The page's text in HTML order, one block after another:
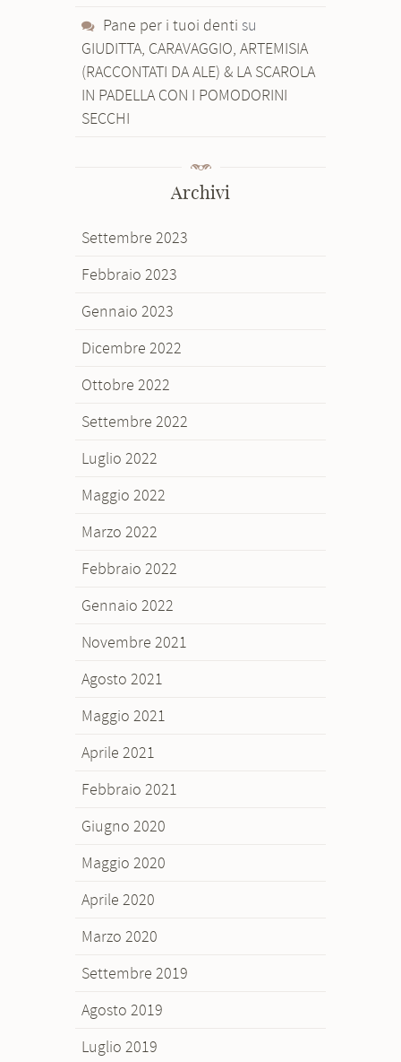
Pane per i tuoi denti su
GIUDITTA, CARAVAGGIO, ARTEMISIA
(RACCONTATI DA ALE) & LA SCAROLA
IN PADELLA CON I POMODORINI
SECCHI
Archivi
Settembre 2023
Febbraio 2023
Gennaio 2023
Dicembre 2022
Ottobre 2022
Settembre 2022
Luglio 2022
Maggio 2022
Marzo 2022
Febbraio 2022
Gennaio 2022
Novembre 2021
Agosto 2021
Maggio 2021
Aprile 2021
Febbraio 2021
Giugno 2020
Maggio 2020
Aprile 2020
Marzo 2020
Settembre 2019
Agosto 2019
Luglio 2019